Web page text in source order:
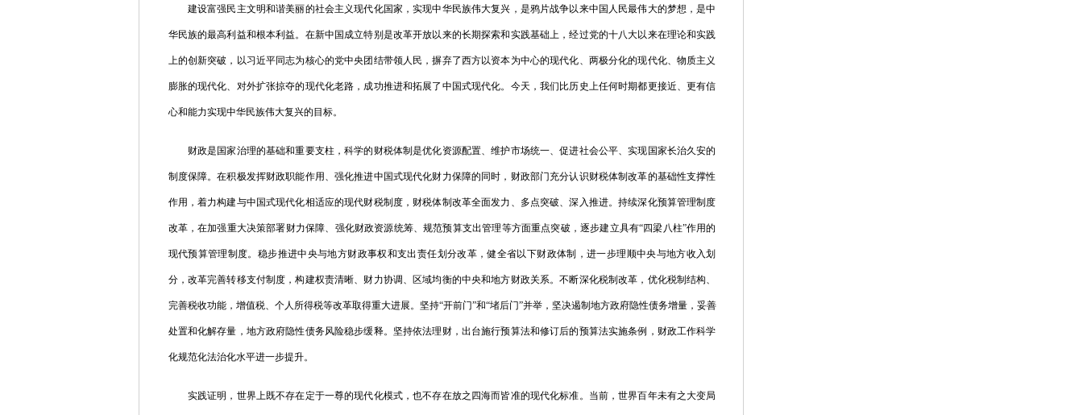
关于《长三角生态绿色一体化发展示范区国土空间总体
规…
2023年财政部召开全国财会监督工作会议
国家发展改革委负责同志就《新时代洞庭湖生态经济区
首届“中国+中亚五国”产业与投资合作论坛成功举行
2023年2月17日国内成品油价格不作调整
案…
建设富强民主文明和谐美丽的社会主义现代化国家，实现中华民族伟大复兴，是鸦片战争以来中国人民最伟大的梦想，是中
华民族的最高利益和根本利益。在新中国成立特别是改革开放以来的长期探索和实践基础上，经过党的十八大以来在理论和实践
上的创新突破，以习近平同志为核心的党中央团结带领人民，摒弃了西方以资本为中心的现代化、两极分化的现代化、物质主义
膨胀的现代化、对外扩张掠夺的现代化老路，成功推进和拓展了中国式现代化。今天，我们比历史上任何时期都更接近、更有信
心和能力实现中华民族伟大复兴的目标。
财政是国家治理的基础和重要支柱，科学的财税体制是优化资源配置、维护市场统一、促进社会公平、实现国家长治久安的
制度保障。在积极发挥财政职能作用、强化推进中国式现代化财力保障的同时，财政部门充分认识财税体制改革的基础性支撑性
作用，着力构建与中国式现代化相适应的现代财税制度，财税体制改革全面发力、多点突破、深入推进。持续深化预算管理制度
改革，在加强重大决策部署财力保障、强化财政资源统筹、规范预算支出管理等方面重点突破，逐步建立具有“四梁八柱”作用的
现代预算管理制度。稳步推进中央与地方财政事权和支出责任划分改革，健全省以下财政体制，进一步理顺中央与地方收入划
分，改革完善转移支付制度，构建权责清晰、财力协调、区域均衡的中央和地方财政关系。不断深化税制改革，优化税制结构、
完善税收功能，增值税、个人所得税等改革取得重大进展。坚持“开前门”和“堵后门”并举，坚决遏制地方政府隐性债务增量，妥善
处置和化解存量，地方政府隐性债务风险稳步缓释。坚持依法理财，出台施行预算法和修订后的预算法实施条例，财政工作科学
化规范化法治化水平进一步提升。
实践证明，世界上既不存在定于一尊的现代化模式，也不存在放之四海而皆准的现代化标准。当前，世界百年未有之大变局